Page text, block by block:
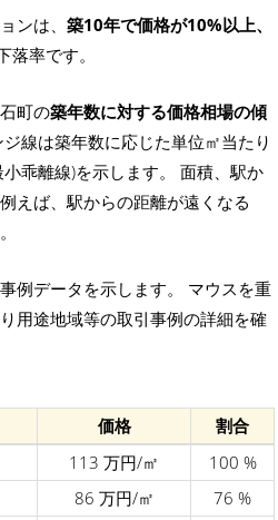
ンは、 築10年で価格が10%以上、
落率です。
町の築年数に対する価格相場の傾
線は築年数に応じた単位㎡当たり
乖離線)を示します。 面積、駅か
えば、駅からの距離が遠くなる
例データを示します。 マウスを重
用途地域等の取引事例の詳細を確
価格
割合
113 万円/㎡
100 %
86 万円/㎡
76 %